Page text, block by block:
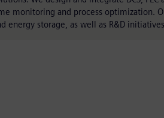
monitoring and process optimization.
energy storage, as well as R&D